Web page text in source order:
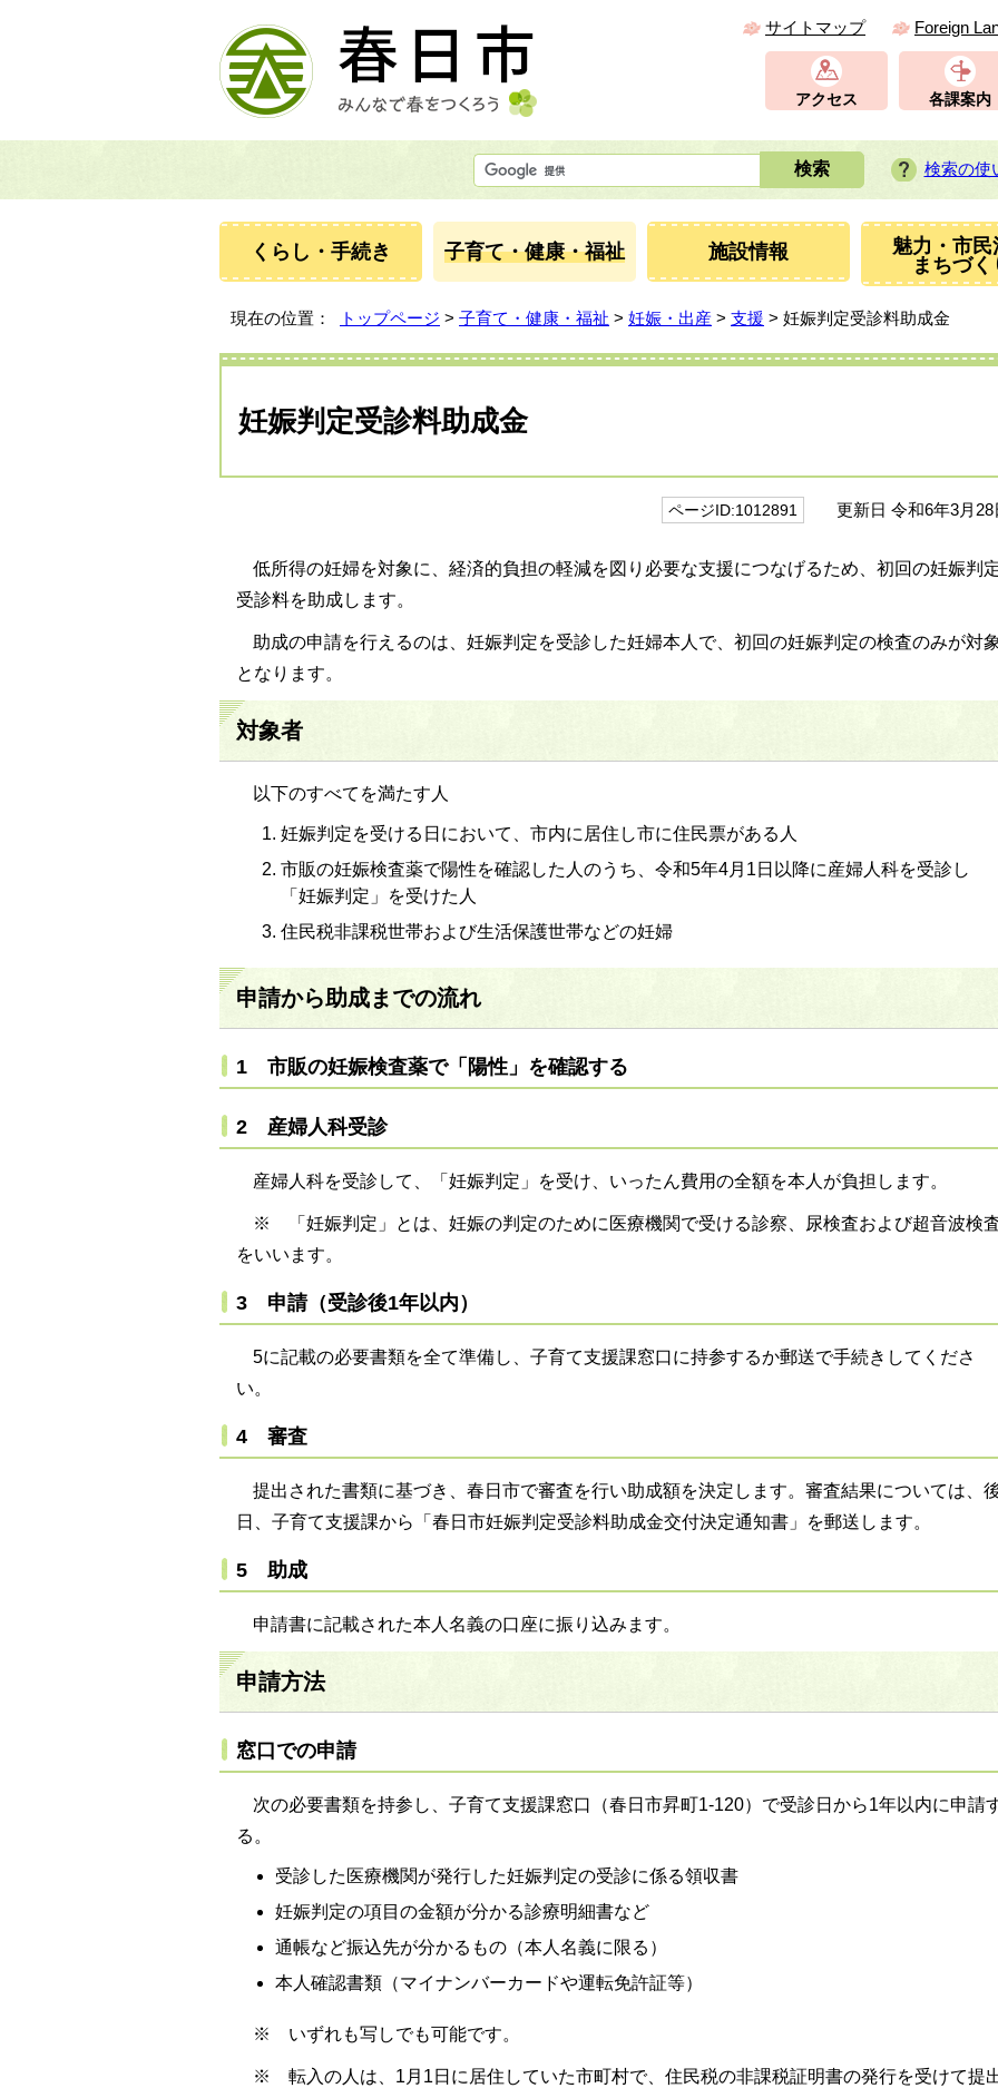
サイトマップ Foreign
アクセス 各課案内
検索の使
くらし・手続き 子育て・健康・福祉 施設情報
魅力・市民
まちづく
現在の位置： トップページ > 子育て・健康・福祉 > 妊娠・出産 > 支援 > 妊娠判定受診料助成金
妊娠判定受診料助成金
ページID:1012891 更新日 令和6年3月28
低所得の妊婦を対象に、経済的負担の軽減を図り必要な支援につなげるため、初回の妊娠判
受診料を助成します。
助成の申請を行えるのは、妊娠判定を受診した妊婦本人で、初回の妊娠判定の検査のみが対
となります。
対象者
以下のすべてを満たす人
妊娠判定を受ける日において、市内に居住し市に住民票がある人
市販の妊娠検査薬で陽性を確認した人のうち、令和5年4月1日以降に産婦人科を受診し
「妊娠判定」を受けた人
住民税非課税世帯および生活保護世帯などの妊婦
申請から助成までの流れ
1 市販の妊娠検査薬で「陽性」を確認する
2 産婦人科受診
産婦人科を受診して、「妊娠判定」を受け、いったん費用の全額を本人が負担します。
※ 「妊娠判定」とは、妊娠の判定のために医療機関で受ける診察、尿検査および超音波検
をいいます。
3 申請（受診後1年以内）
5に記載の必要書類を全て準備し、子育て支援課窓口に持参するか郵送で手続きしてくださ
い。
4 審査
提出された書類に基づき、春日市で審査を行い助成額を決定します。審査結果については、
日、子育て支援課から「春日市妊娠判定受診料助成金交付決定通知書」を郵送します。
5 助成
申請書に記載された本人名義の口座に振り込みます。
申請方法
窓口での申請
次の必要書類を持参し、子育て支援課窓口（春日市昇町1-120）で受診日から1年以内に申請
る。
受診した医療機関が発行した妊娠判定の受診に係る領収書
妊娠判定の項目の金額が分かる診療明細書など
通帳など振込先が分かるもの（本人名義に限る）
本人確認書類（マイナンバーカードや運転免許証等）
※ いずれも写しでも可能です。
※ 転入の人は、1月1日に居住していた市町村で、住民税の非課税証明書の発行を受けて提